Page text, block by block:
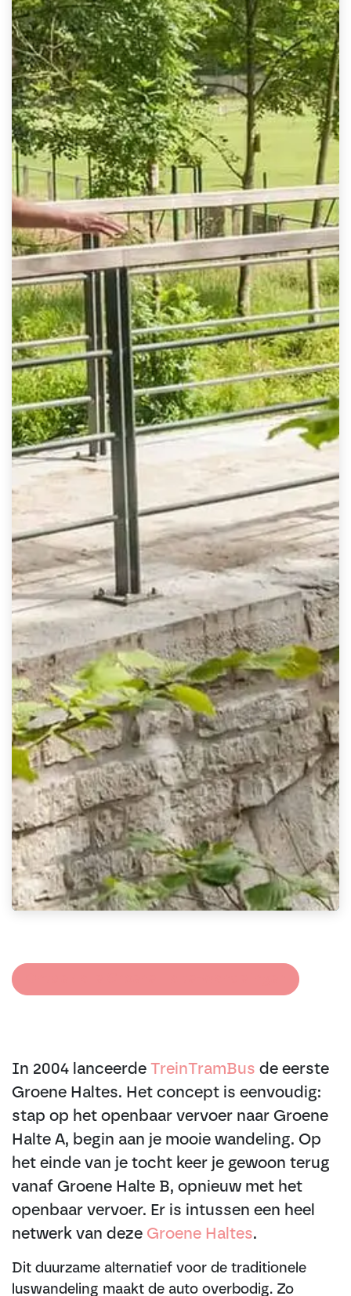
In 2004 lanceerde TreinTramBus de eerste
Groene Haltes. Het concept is eenvoudig:
stap op het openbaar vervoer naar Groene
Halte A, begin aan je mooie wandeling. Op
het einde van je tocht keer je gewoon terug
vanaf Groene Halte B, opnieuw met het
openbaar vervoer. Er is intussen een heel
netwerk van deze Groene Haltes.
Dit duurzame alternatief voor de traditionele
luswandeling maakt de auto overbodig. Zo